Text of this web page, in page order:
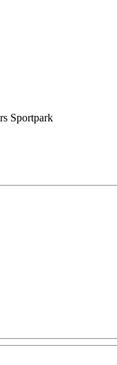
Sportpark